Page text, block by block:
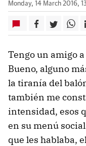
Monday, 14 March 2016,
Tengo un amigo
Bueno, alguno
la tiranía del
también me
intensidad, esos
en su menú
que les hablaba,